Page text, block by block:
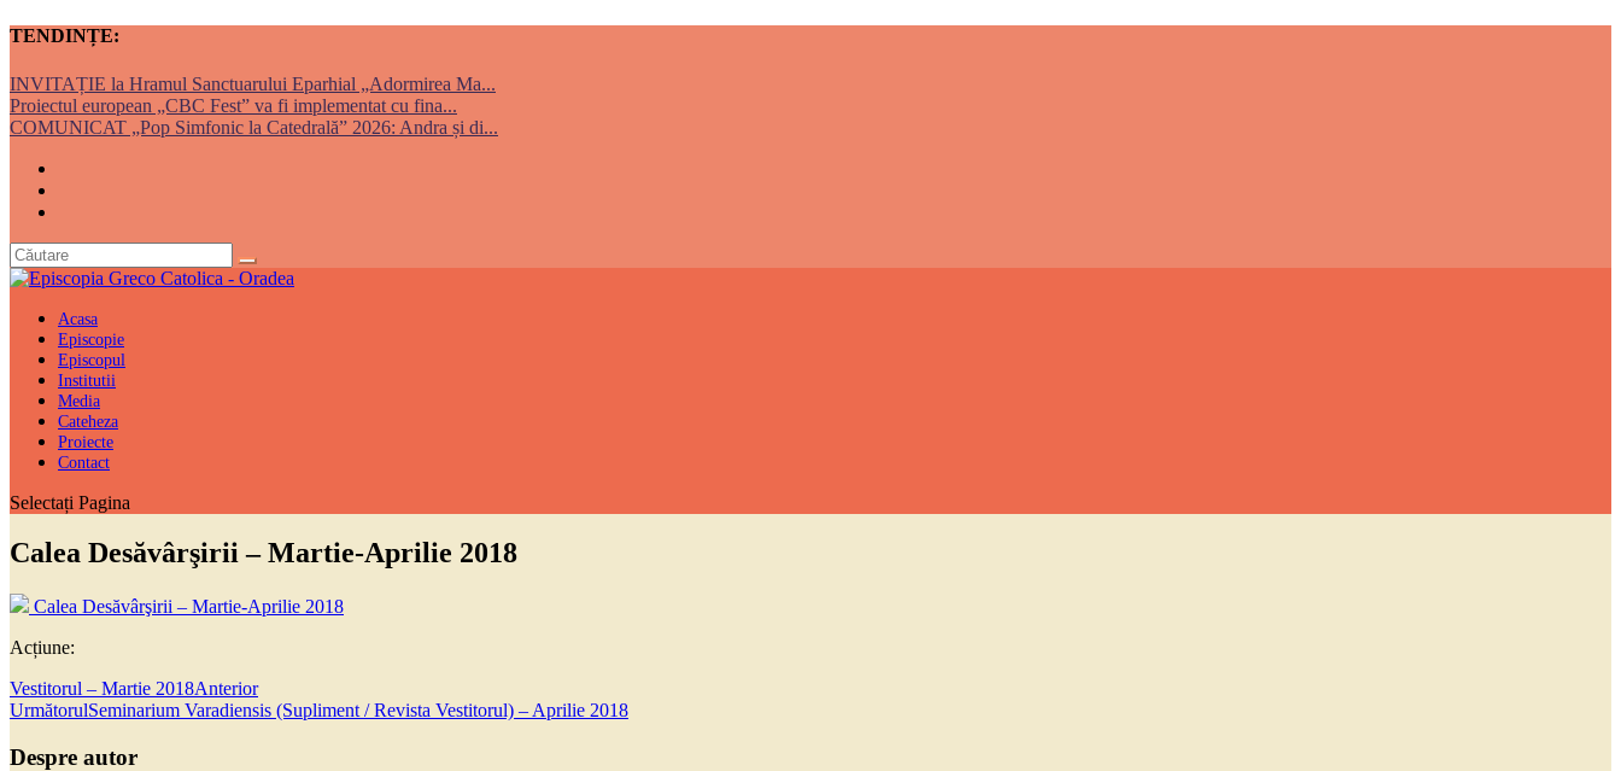
TENDINȚE:
INVITAȚIE la Hramul Sanctuarului Eparhial „Adormirea Ma...
Proiectul european „CBC Fest” va fi implementat cu fina...
COMUNICAT „Pop Simfonic la Catedrală” 2026: Andra și di...
Acasa
Episcopie
Episcopul
Institutii
Media
Cateheza
Proiecte
Contact
Selectați Pagina
Calea Desăvârşirii – Martie-Aprilie 2018
Calea Desăvârşirii – Martie-Aprilie 2018
Acțiune:
Vestitorul – Martie 2018Anterior
UrmătorulSeminarium Varadiensis (Supliment / Revista Vestitorul) – Aprilie 2018
Despre autor